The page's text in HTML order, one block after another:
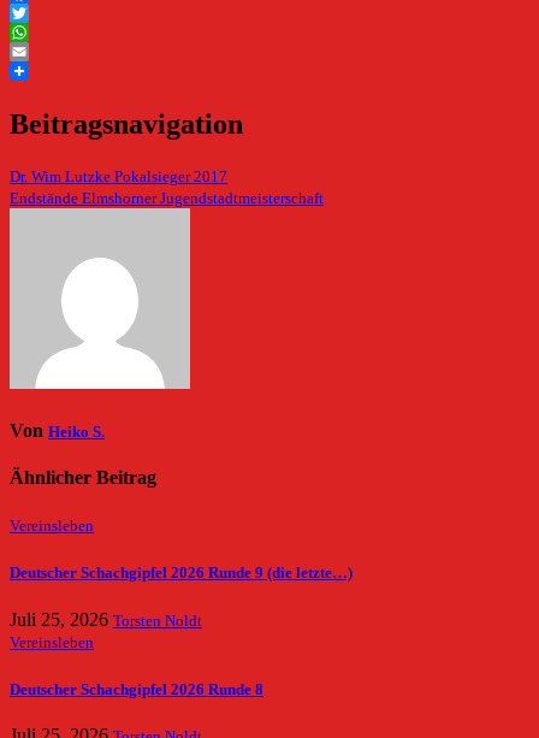
Facebook
Twitter
WhatsApp
Email
Beitragsnavigation
Dr. Wim Lutzke Pokalsieger 2017
Endstände Elmshorner Jugendstadtmeisterschaft
Von Heiko S.
Ähnlicher Beitrag
Vereinsleben
Deutscher Schachgipfel 2026 Runde 9 (die letzte…)
Juli 25, 2026 Torsten Noldt
Vereinsleben
Deutscher Schachgipfel 2026 Runde 8